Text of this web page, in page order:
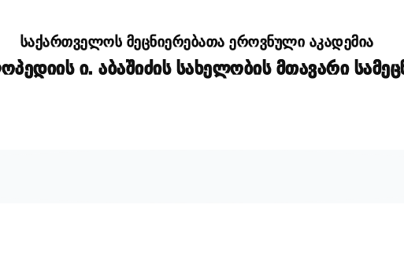
საქართველოს მეცნიერებათა ეროვნული აკადემია
ი. აბაშიძის სახელობის მთავარი